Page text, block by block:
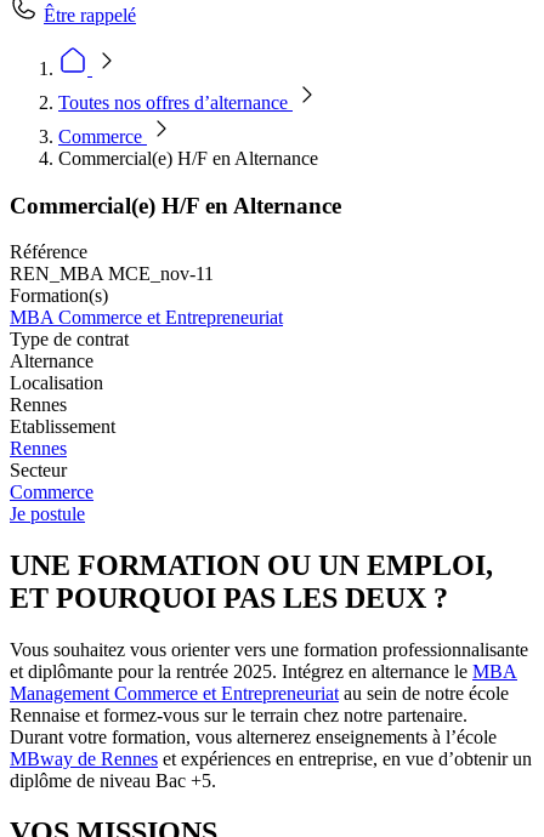
Être rappelé
Toutes nos offres d’alternance
Commerce
Commercial(e) H/F en Alternance
Commercial(e) H/F en Alternance
Référence
REN_MBA MCE_nov-11
Formation(s)
MBA Commerce et Entrepreneuriat
Type de contrat
Alternance
Localisation
Rennes
Etablissement
Rennes
Secteur
Commerce
Je postule
UNE FORMATION OU UN EMPLOI,
ET POURQUOI PAS LES DEUX ?
Vous souhaitez vous orienter vers une formation professionnalisante
et diplômante pour la rentrée 2025. Intégrez en alternance le MBA
Management Commerce et Entrepreneuriat au sein de notre école
Rennaise et formez-vous sur le terrain chez notre partenaire.
Durant votre formation, vous alternerez enseignements à l’école
MBway de Rennes et expériences en entreprise, en vue d’obtenir un
diplôme de niveau Bac +5.